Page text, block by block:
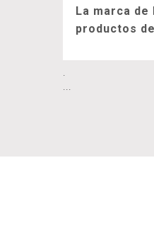
La marca
productos